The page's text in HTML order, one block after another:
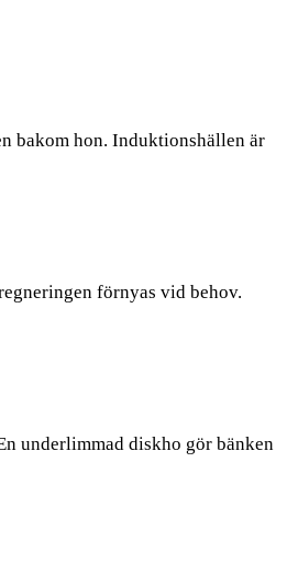
bakom hon. Induktionshällen är
förnyas vid behov.
underlimmad diskho gör bänken